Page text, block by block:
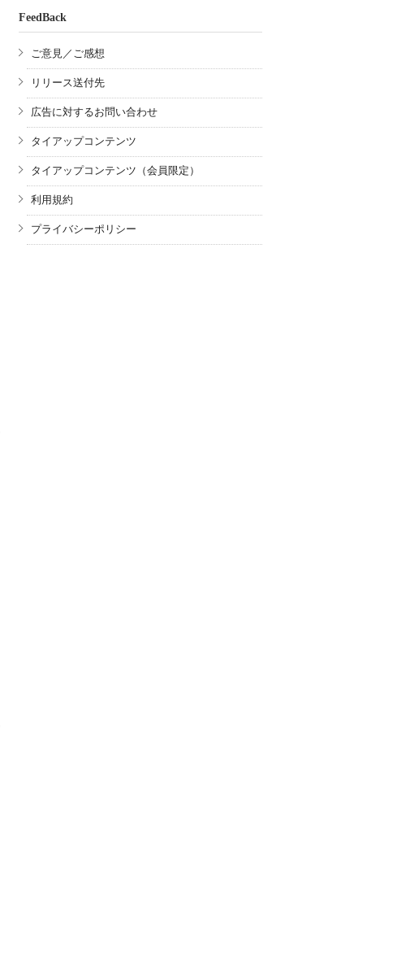
FeedBack
ご意見／ご感想
リリース送付先
広告に対するお問い合わせ
タイアップコンテンツ
タイアップコンテンツ（会員限定）
利用規約
プライバシーポリシー